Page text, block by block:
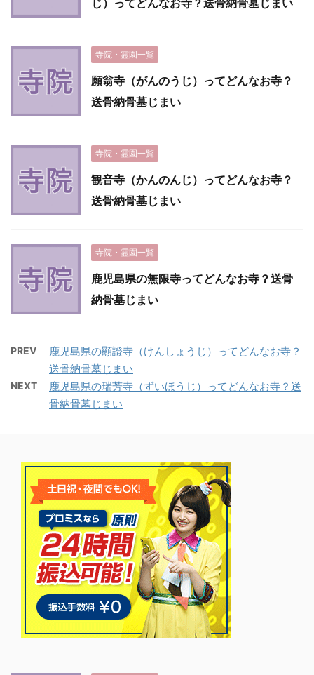
じ）ってどんなお寺？送骨納骨墓じまい
寺院・霊園一覧
願翁寺（がんのうじ）ってどんなお寺？
送骨納骨墓じまい
寺院・霊園一覧
観音寺（かんのんじ）ってどんなお寺？
送骨納骨墓じまい
寺院・霊園一覧
鹿児島県の無限寺ってどんなお寺？送骨
納骨墓じまい
PREV
鹿児島県の顯證寺（けんしょうじ）ってどんなお寺？
送骨納骨墓じまい
NEXT
鹿児島県の瑞芳寺（ずいほうじ）ってどんなお寺？送
骨納骨墓じまい